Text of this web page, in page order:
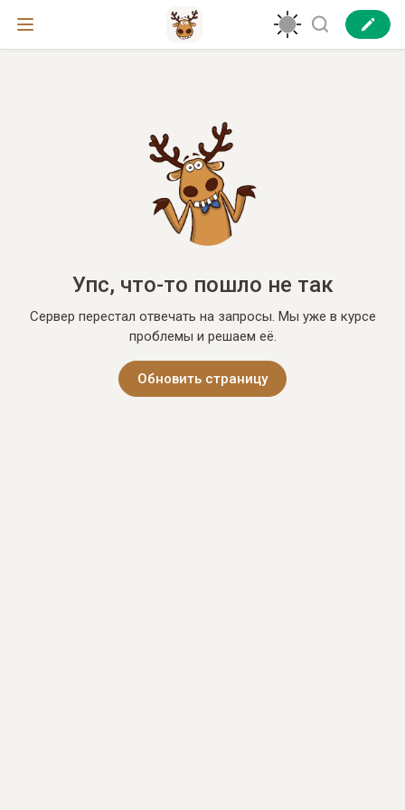
Упс, что-то пошло не так
Сервер перестал отвечать на запросы. Мы уже в курсе
проблемы и решаем её.
Обновить страницу